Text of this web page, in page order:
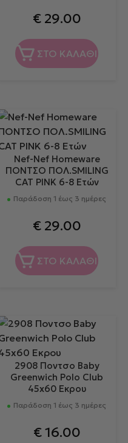
€29.00
ΣΤΟ ΚΑΛΑΘΙ
Nef-Nef Homeware
ΠΟΝΤΣΟ ΠΟΛ.SMILING
CAT PINK 6-8 Ετών
Παράδοση 1 έως 3 ημέρες
€29.00
ΣΤΟ ΚΑΛΑΘΙ
2908 Ποντσο Baby
Greenwich Polo Club
45x60 Εκρου
Παράδοση 1 έως 3 ημέρες
€16.00